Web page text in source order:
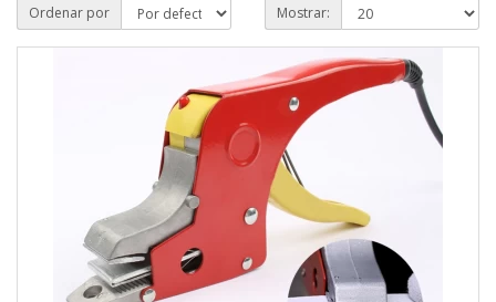
Ordenar por Mostrar: